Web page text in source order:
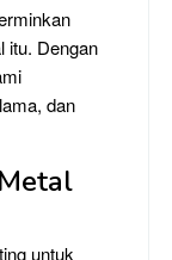
itu. Dengan
dan
untuk